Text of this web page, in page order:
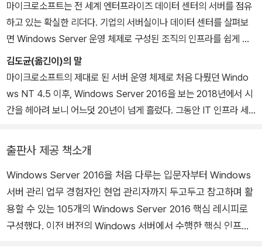
ential C# 6.0 한국어판』(2016), 『Essential C# 5.0 한국어판』(2
014), 『처음 배우는 C#』(2015), 『MOS 2013 Microsoft Power
Point』(2015), 『MOS 2013 Microsoft Word Expert』(2015),
『The C# Programming Language (Fourth Edition) 한국어판』
(2012) , 『윈도우 7 완벽 가이드』(2010)를 번역했다. 개발자를 위한
IT 매거진 [마이크로소프트웨어]에 오랫동안 기술자와 삶에 관해 칼
럼을 써오고 있으며, 『나홀로 개발자를 위한 안드로이드 프로그래밍
수상했다. 마이크로소프트 기술 교육 전문 기업인 LearningWay의
대표 강사로 활동하고 있고, 독립 IT 기술자의 저술?번역.강연 상호
부조 네트워크인 GoDev(www.godev.kr)에서 해적들을 이끌고 있
는 선장이다.
마이크로소프트는 전 세계 엔터프라이즈 데이터 센터의 서버를 점유
하고 있는 확실한 리더다. 기업의 서버실이나 데이터 센터를 살펴보
면 Windows Server 운영 체제로 구성된 조직의 인프라를 쉽게 찾
을 수 있다. 마이크로소프트는 20년 이상 Windows Server에 의존
해왔으며, 하나의 설치 디스크로 이런 수많은 기능을 제공하는 것은
사실 어디서도 찾기 힘들다. Windows Server 2016은 이전 버전의
Windows Server에서 제공했던 핵심 기능을 제공하는데, 더 우수
우리는 Windows Server 2016에 관련해 여러 가지 궁금증이 섞인
다음과 같은 얘기를 듣곤 한다. "클라우드에 관해 많은 얘기를 들었어
요. 모두가 클라우드로 옮겨가고 있지 않아요? 클라우드로 간다면 회
사에 Windows Server 2016이 굳이 필요한 이유가 있을까요?" 이
질문에는 두 가지 다른 방법으로 답할 수 있으며, 두 방법 모두 최신
김도균(옮긴이)의 말
마이크로소프트의 제대로 된 서버 운영 체제로 처음 다뤘던 Windo
ws NT 4.5 이후, Windows Server 2016을 보는 2018년에서 시
간을 헤아려 보니 어느덧 20년이 넘게 흘렀다. 그동안 IT 인프라 세
스다. 2016~2017년이 Windows Server 2012 R2의 본격적인 도
입과 활용의 시기였다면, 2018년은 기업에서 수많은 Windows 서
버에 운영체제로 Windows Server 2016을 탑재하는 해가 될 것이
다.
아직 Windows Server 2016을 다룬 도서를 찾아보기 힘든 시점에
Windows Server 2016을 처음 다루는 관리자부터 현업에서 Wind
출판사 제공 책소개
Windows Server 2016을 처음 다루는 입문자부터 Windows
서버 관리 업무 경험자인 현업 관리자까지 두고두고 참고하며 활
용할 수 있는 105개의 Windows Server 2016 핵심 레시피로
구성했다. 이전 버전의 Windows 서버에서 수행한 핵심 인프라